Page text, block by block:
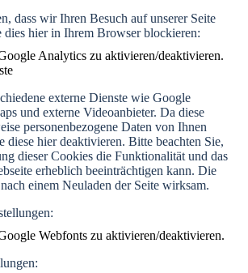
dass wir Ihren Besuch auf unserer Seite
dies hier in Ihrem Browser blockieren:
Analytics zu aktivieren/deaktivieren.
externe Dienste wie Google
und externe Videoanbieter. Da diese
personenbezogene Daten von Ihnen
diese hier deaktivieren. Bitte beachten Sie,
dieser Cookies die Funktionalität und das
erheblich beeinträchtigen kann. Die
einem Neuladen der Seite wirksam.
Webfonts zu aktivieren/deaktivieren.